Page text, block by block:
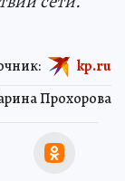
Прохорова
kp.ru